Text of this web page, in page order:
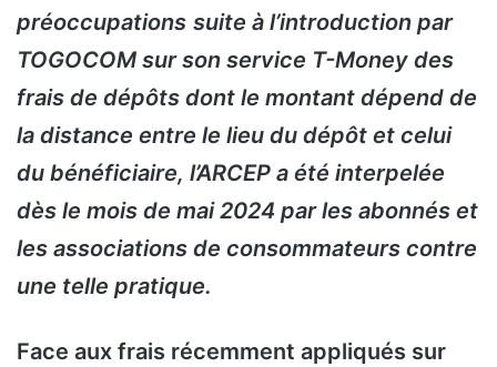
préoccupations suite à l’introduction par
TOGOCOM sur son service T-Money des
frais de dépôts dont le montant dépend de
la distance entre le lieu du dépôt et celui
du bénéficiaire, l’ARCEP a été interpelée
dès le mois de mai 2024 par les abonnés et
les associations de consommateurs contre
une telle pratique.
Face aux frais récemment appliqués sur